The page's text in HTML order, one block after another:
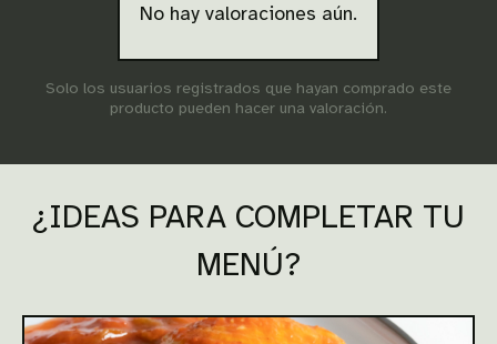
No hay valoraciones aún.
Solo los usuarios registrados que hayan comprado este
producto pueden hacer una valoración.
¿IDEAS PARA COMPLETAR TU
MENÚ?